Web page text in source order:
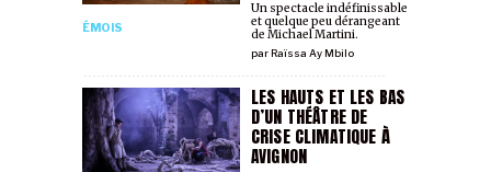
ÉMOIS
par Raïssa Ay Mbilo
Un spectacle indéfinissable
et quelque peu dérangeant
de Michael Martini.
LES HAUTS ET LES BAS
D’UN THÉÂTRE DE
CRISE CLIMATIQUE À
AVIGNON